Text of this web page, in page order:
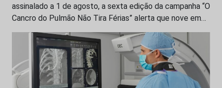
assinalado a 1 de agosto, a sexta edição da campanha “O
Cancro do Pulmão Não Tira Férias” alerta que nove em…